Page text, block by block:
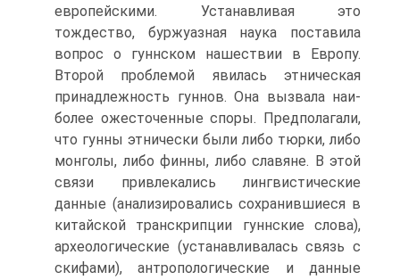
европейскими. Устанавливая это
тождество, буржуазная наука поставила
вопрос о гуннском нашествии в Европу.
Второй проблемой явилась этническая
принадлежность гуннов. Она вызвала наи­
более ожесточенные споры. Предполагали,
что гунны этниче­ски были либо тюрки, либо
монголы, либо финны, либо сла­вяне. В этой
связи привлекались лингвистические
данные (анализировались сохранившиеся в
китайской транскрипции гуннские слова),
археологические (устанавливалась связь с
скифами), антропологические и данные